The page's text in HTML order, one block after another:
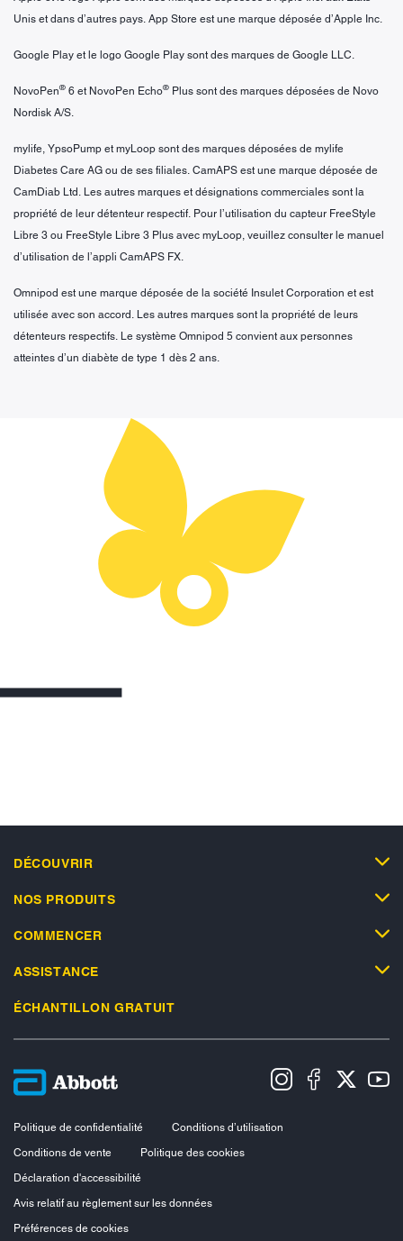
Unis et dans d’autres pays. App Store est une marque déposée d’Apple Inc.
Google Play et le logo Google Play sont des marques de Google LLC.
NovoPen® 6 et NovoPen Echo® Plus sont des marques déposées de Novo
Nordisk A/S.
mylife, YpsoPump et myLoop sont des marques déposées de mylife
Diabetes Care AG ou de ses filiales. CamAPS est une marque déposée de
CamDiab Ltd. Les autres marques et désignations commerciales sont la
propriété de leur détenteur respectif. Pour l’utilisation du capteur FreeStyle
Libre 3 ou FreeStyle Libre 3 Plus avec myLoop, veuillez consulter le manuel
d’utilisation de l’appli CamAPS FX.
Omnipod est une marque déposée de la société Insulet Corporation et est
utilisée avec son accord. Les autres marques sont la propriété de leurs
détenteurs respectifs. Le système Omnipod 5 convient aux personnes
atteintes d’un diabète de type 1 dès 2 ans.
DÉCOUVRIR
NOS PRODUITS
COMMENCER
ASSISTANCE
ÉCHANTILLON GRATUIT
Politique de confidentialité
Conditions d’utilisation
Conditions de vente
Politique des cookies
Déclaration d'accessibilité
Avis relatif au règlement sur les données
Préférences de cookies